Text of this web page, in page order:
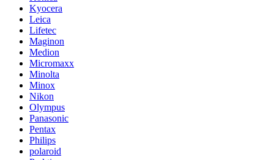
Kyocera
Leica
Lifetec
Maginon
Medion
Micromaxx
Minolta
Minox
Nikon
Olympus
Panasonic
Pentax
Philips
polaroid